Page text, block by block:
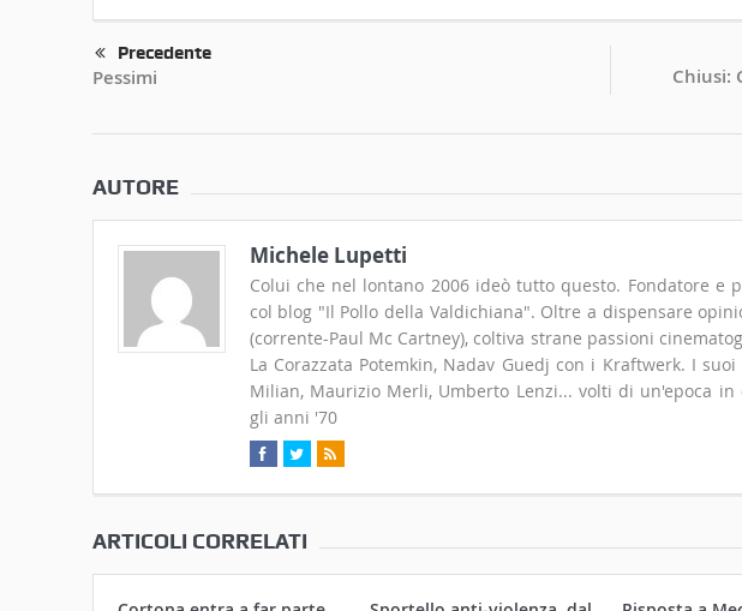
Precedente
Pessimi
Chiusi:
AUTORE
Michele Lupetti
Colui che nel lontano 2006 ideò tutto questo. Fondatore e
col blog "Il Pollo della Valdichiana". Oltre a dispensare
(corrente-Paul Mc Cartney), coltiva strane passioni
La Corazzata Potemkin, Nadav Guedj con i Kraftwerk. I
Milian, Maurizio Merli, Umberto Lenzi... volti di un'epoca
gli anni '70
ARTICOLI CORRELATI